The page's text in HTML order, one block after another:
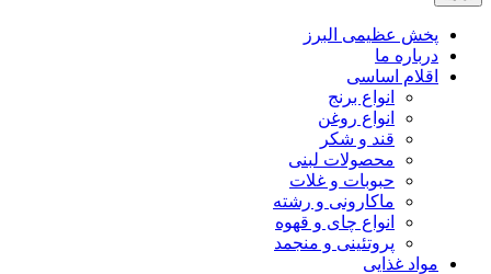
پخش عظیمی البرز
درباره ما
اقلام اساسی
انواع برنج
انواع روغن
قند و شکر
محصولات لبنی
حبوبات و غلات
ماکارونی و رشته
انواع چای و قهوه
پروتئینی و منجمد
مواد غذایی